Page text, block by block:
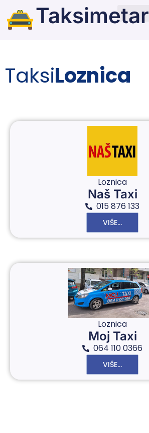
Taksimetar
TaksiLoznica
Loznica
Naš Taxi
015 876 133
VIŠE...
Loznica
Moj Taxi
064 110 0366
VIŠE...